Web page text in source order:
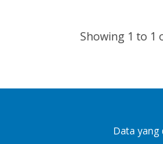
Showing 1 to 1
Data yang